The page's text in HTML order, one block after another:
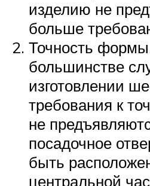
изделию не
больше
Точность
большинстве
изготовлении
требования к
не
посадочное
быть
центральной